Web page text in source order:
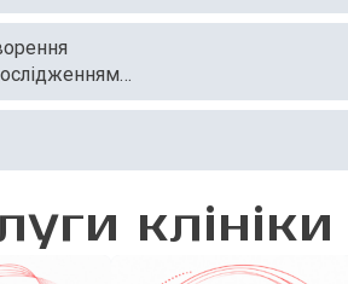
клініки